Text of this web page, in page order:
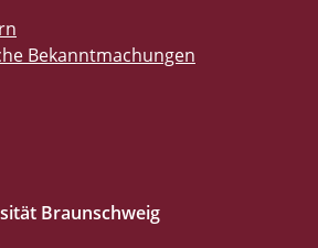
Bekanntmachungen
Braunschweig